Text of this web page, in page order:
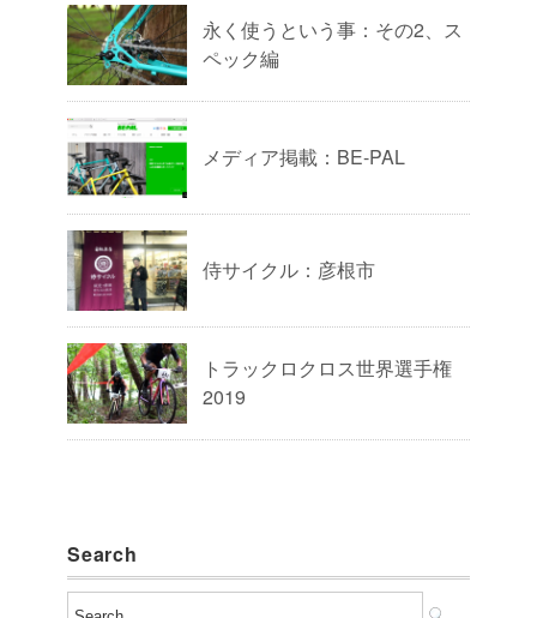
永く使うという事：その2、ス
ペック編
メディア掲載：BE-PAL
侍サイクル：彦根市
トラックロクロス世界選手権
2019
Search